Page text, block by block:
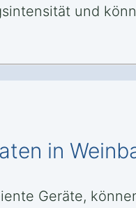
und
in
Geräte,